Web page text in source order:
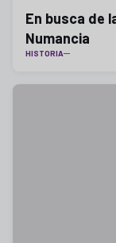
En busca de
Numancia
HISTORIA